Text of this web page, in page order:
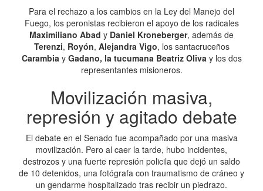
Para el rechazo a los cambios en la Ley del Manejo del
Fuego, los peronistas recibieron el apoyo de los radicales
Maximiliano Abad y Daniel Kroneberger, además de
Terenzi, Royón, Alejandra Vigo, los santacruceños
CarambiayGadano, la tucumana Beatriz Olivay los dos
representantes misioneros.
Movilización masiva,
represión y agitado debate
El debate en el Senado fue acompañado por una masiva
movilización. Pero al caer la tarde, hubo incidentes,
destrozos y una fuerte represión policila que dejó un saldo
de 10 detenidos, una fotógrafa con traumatismo de cráneo y
un gendarme hospitalizado tras recibir un piedrazo.